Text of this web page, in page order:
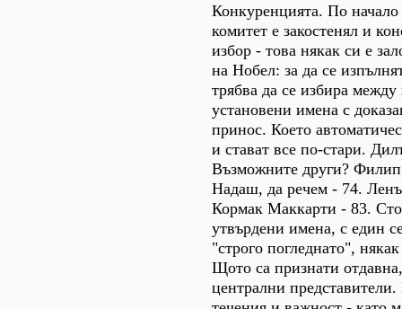
Конкуренцията. По
комитет е закостенял и
избор - това някак си е
на Нобел: за да се
трябва да се избира
установени имена с
принос. Което
и стават все по-стари.
Възможните други?
Надаш, да речем - 74.
Кормак Маккарти - 83.
утвърдени имена, с един
"строго погледнато",
Щото са признати
централни